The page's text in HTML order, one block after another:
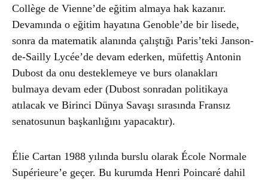
Collège de Vienne’de eğitim almaya hak kazanır.
Devamında o eğitim hayatına Genoble’de bir lisede,
sonra da matematik alanında çalıştığı Paris’teki Janson-
de-Sailly Lycée’de devam ederken, müfettiş Antonin
Dubost da onu desteklemeye ve burs olanakları
bulmaya devam eder (Dubost sonradan politikaya
atılacak ve Birinci Dünya Savaşı sırasında Fransız
senatosunun başkanlığını yapacaktır).
Élie Cartan 1988 yılında burslu olarak École Normale
Supérieure’e geçer. Bu kurumda Henri Poincaré dahil